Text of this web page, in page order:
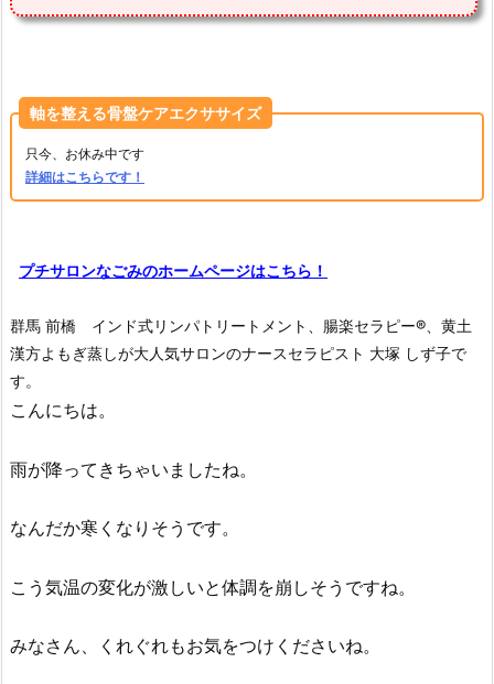
軸を整える骨盤ケアエクササイズ
只今、お休み中です
詳細はこちらです！
プチサロンなごみのホームページはこちら！
群馬 前橋 インド式リンパトリートメント、腸楽セラピー®︎、黄土
漢方よもぎ蒸しが大人気サロンのナースセラピスト 大塚 しず子で
す。
こんにちは。
雨が降ってきちゃいましたね。
なんだか寒くなりそうです。
こう気温の変化が激しいと体調を崩しそうですね。
みなさん、くれぐれもお気をつけくださいね。